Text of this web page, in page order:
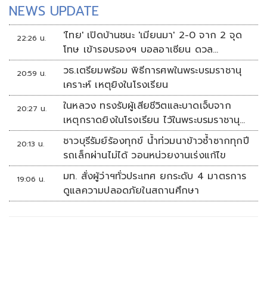
NEWS UPDATE
22:26 น.
'ไทย' เปิดบ้านชนะ 'เมียนมา' 2-0 จาก 2 จุด
โทษ เข้ารอบรองฯ บอลอาเซียน ดวล
'สิงคโปร์'
20:59 น.
วธ.เตรียมพร้อม พิธีการศพในพระบรมราชานุ
เคราะห์ เหตุยิงในโรงเรียน
20:27 น.
ในหลวง ทรงรับผู้เสียชีวิตและบาดเจ็บจาก
เหตุกราดยิงในโรงเรียน ไว้ในพระบรมราชานุ
เคราะห์
20:13 น.
ชาวบุรีรัมย์ร้องทุกข์ น้ำท่วมนาข้าวซ้ำซากทุกปี
รถเล็กผ่านไม่ได้ วอนหน่วยงานเร่งแก้ไข
19:06 น.
มท. สั่งผู้ว่าฯทั่วประเทศ ยกระดับ 4 มาตรการ
ดูแลความปลอดภัยในสถานศึกษา